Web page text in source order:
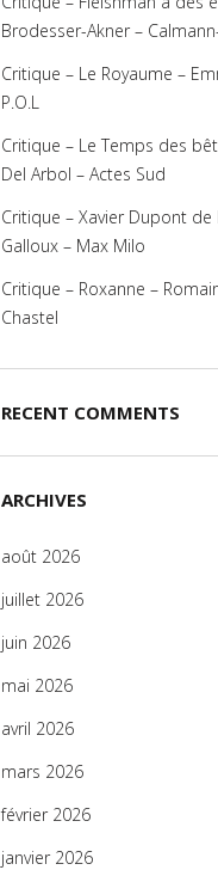
Brodesser-Akner –
Critique – Le Royaume –
P.O.L
Critique – Le Temps des
Del Arbol – Actes Sud
Critique – Xavier Dupont de
Galloux – Max Milo
Critique – Roxanne –
Chastel
RECENT COMMENTS
ARCHIVES
août 2026
juillet 2026
juin 2026
mai 2026
avril 2026
mars 2026
février 2026
janvier 2026